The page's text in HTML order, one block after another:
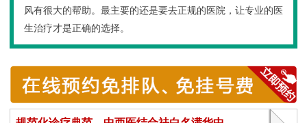
风有很大的帮助。最主要的还是要去正规的医院，让专业的医
生治疗才是正确的选择。